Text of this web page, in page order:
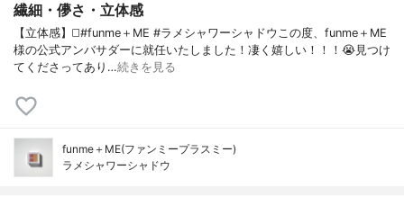
繊細・儚さ・立体感
【立体感】◻️#funme＋ME #ラメシャワーシャドウこの度、funme＋ME
様の公式アンバサダーに就任いたしました！凄く嬉しい！！！😭見つけ
てくださってあり…続きを見る
funme＋ME(ファンミープラスミー)
ラメシャワーシャドウ